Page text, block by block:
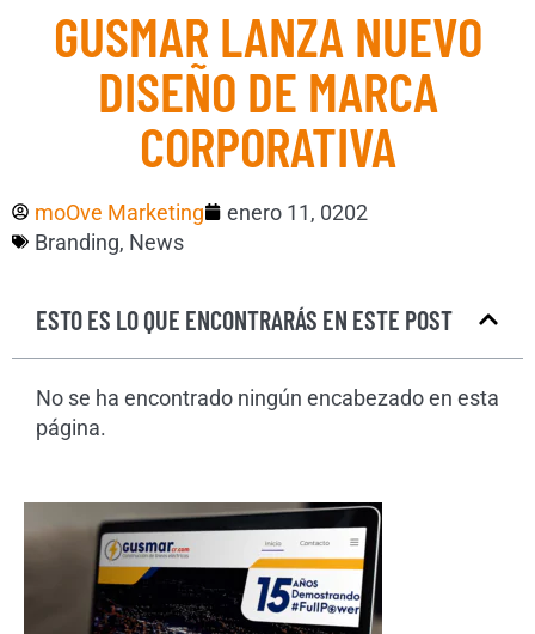
GUSMAR LANZA NUEVO
DISEÑO DE MARCA
CORPORATIVA
moOve Marketing
enero 11, 0202
Branding, News
ESTO ES LO QUE ENCONTRARÁS EN ESTE POST
No se ha encontrado ningún encabezado en esta
página.